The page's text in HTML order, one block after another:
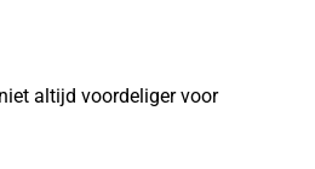
altijd voordeliger voor